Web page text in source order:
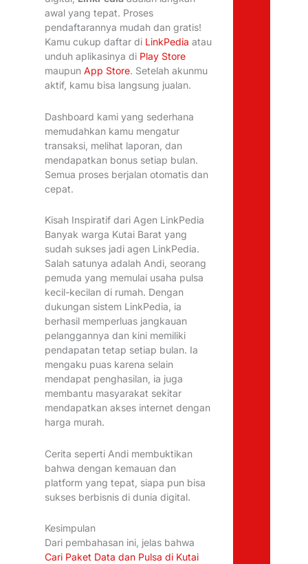
awal yang tepat. Proses
pendaftarannya mudah dan gratis!
Kamu cukup daftar di LinkPedia atau
unduh aplikasinya di Play Store
maupun App Store. Setelah akunmu
aktif, kamu bisa langsung jualan.
Dashboard kami yang sederhana
memudahkan kamu mengatur
transaksi, melihat laporan, dan
mendapatkan bonus setiap bulan.
Semua proses berjalan otomatis dan
cepat.
Kisah Inspiratif dari Agen LinkPedia
Banyak warga Kutai Barat yang
sudah sukses jadi agen LinkPedia.
Salah satunya adalah Andi, seorang
pemuda yang memulai usaha pulsa
kecil-kecilan di rumah. Dengan
dukungan sistem LinkPedia, ia
berhasil memperluas jangkauan
pelanggannya dan kini memiliki
pendapatan tetap setiap bulan. Ia
mengaku puas karena selain
mendapat penghasilan, ia juga
membantu masyarakat sekitar
mendapatkan akses internet dengan
harga murah.
Cerita seperti Andi membuktikan
bahwa dengan kemauan dan
platform yang tepat, siapa pun bisa
sukses berbisnis di dunia digital.
Kesimpulan
Dari pembahasan ini, jelas bahwa
Cari Paket Data dan Pulsa di Kutai